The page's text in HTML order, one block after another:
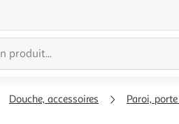
Douche, accessoires Paroi,